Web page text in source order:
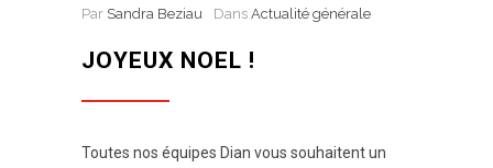
Par Sandra Beziau Dans Actualité générale
JOYEUX NOEL !
Toutes nos équipes Dian vous souhaitent un